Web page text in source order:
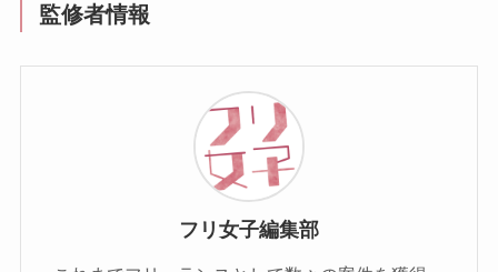
監修者情報
フリ女子編集部